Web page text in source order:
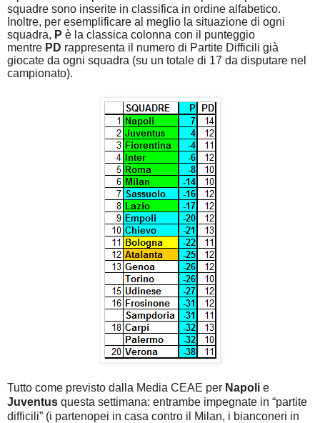
squadre sono inserite in classifica in ordine alfabetico.
Inoltre, per esemplificare al meglio la situazione di ogni
squadra, P è la classica colonna con il punteggio
mentre PD rappresenta il numero di Partite Difficili già
giocate da ogni squadra (su un totale di 17 da disputare nel
campionato).
Tutto come previsto dalla Media CEAE per Napoli e
Juventus questa settimana: entrambe impegnate in “partite
difficili” (i partenopei in casa contro il Milan, i bianconeri in